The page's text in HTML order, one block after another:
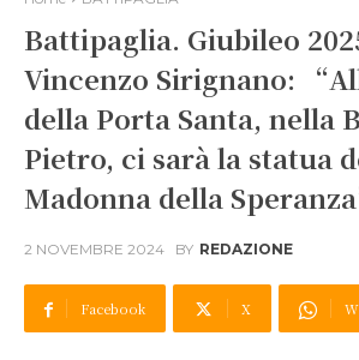
Battipaglia. Giubileo
Vincenzo Sirignano:
della Porta Santa, nella
Pietro, ci sarà la statua
Madonna della
2 NOVEMBRE 2024 BY REDAZIONE
Facebook X